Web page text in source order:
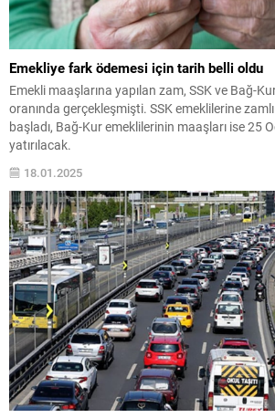
Emekliye fark ödemesi için tarih belli oldu
Emekli maaşlarına yapılan zam, SSK ve Bağ-
oranında gerçekleşmişti. SSK emeklilerine
başladı, Bağ-Kur emeklilerinin maaşları ise 25
yatırılacak.
18.01.2025